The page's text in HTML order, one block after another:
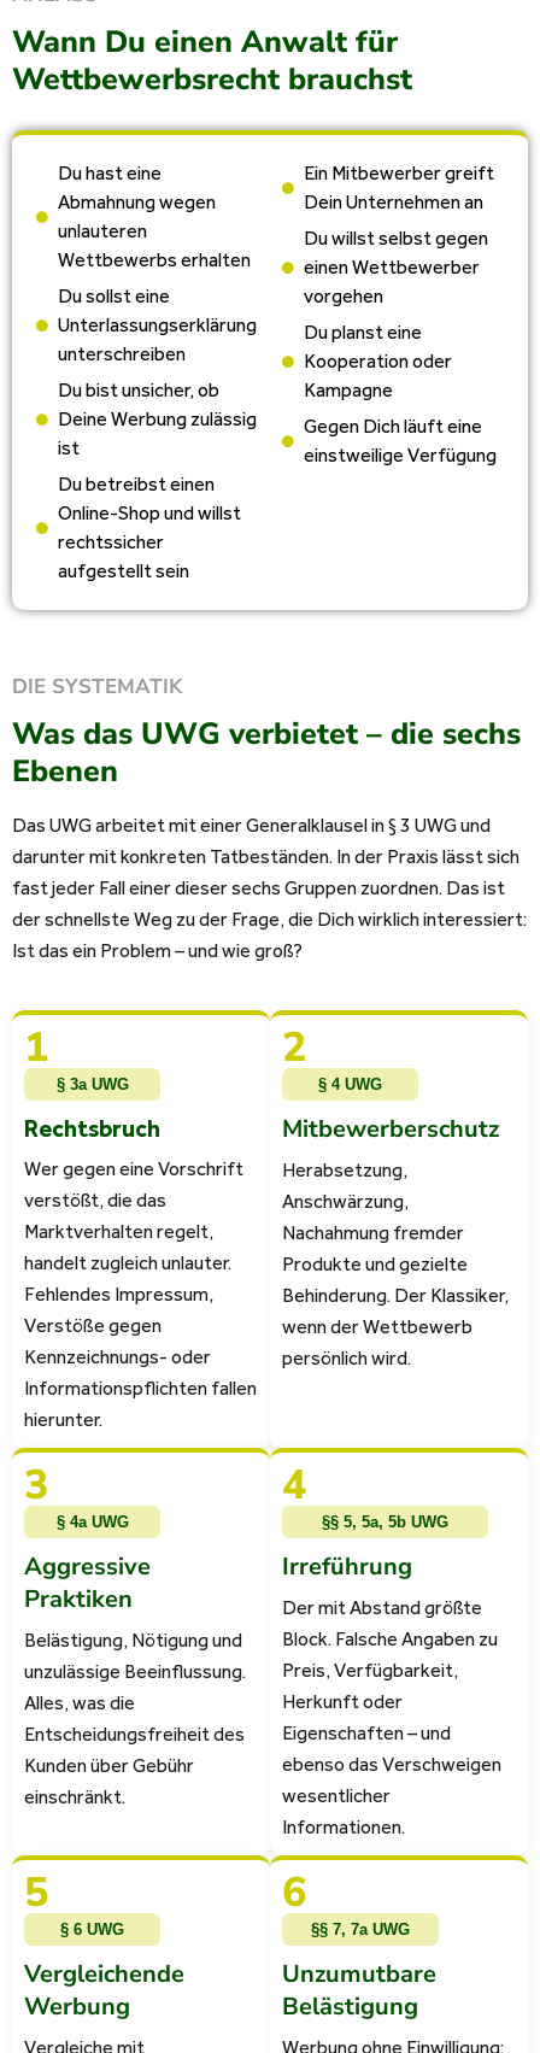
Wann Du einen Anwalt für
Wettbewerbsrecht brauchst
Du hast eine
Abmahnung wegen
unlauteren
Wettbewerbs erhalten
Du sollst eine
Unterlassungserklärung
unterschreiben
Du bist unsicher, ob
Deine Werbung zulässig
ist
Du betreibst einen
Online-Shop und willst
rechtssicher
aufgestellt sein
Ein Mitbewerber greift
Dein Unternehmen an
Du willst selbst gegen
einen Wettbewerber
vorgehen
Du planst eine
Kooperation oder
Kampagne
Gegen Dich läuft eine
einstweilige Verfügung
DIE SYSTEMATIK
Was das UWG verbietet – die sechs
Ebenen
Das UWG arbeitet mit einer Generalklausel in § 3 UWG und
darunter mit konkreten Tatbeständen. In der Praxis lässt sich
fast jeder Fall einer dieser sechs Gruppen zuordnen. Das ist
der schnellste Weg zu der Frage, die Dich wirklich interessiert:
Ist das ein Problem – und wie groß?
1
§ 3a UWG
Rechtsbruch
Wer gegen eine Vorschrift
verstößt, die das
Marktverhalten regelt,
handelt zugleich unlauter.
Fehlendes Impressum,
Verstöße gegen
Kennzeichnungs- oder
Informationspflichten fallen
hierunter.
2
§ 4 UWG
Mitbewerberschutz
Herabsetzung,
Anschwärzung,
Nachahmung fremder
Produkte und gezielte
Behinderung. Der Klassiker,
wenn der Wettbewerb
persönlich wird.
3
§ 4a UWG
Aggressive
Praktiken
Belästigung, Nötigung und
unzulässige Beeinflussung.
Alles, was die
Entscheidungsfreiheit des
Kunden über Gebühr
einschränkt.
4
§§ 5, 5a, 5b UWG
Irreführung
Der mit Abstand größte
Block. Falsche Angaben zu
Preis, Verfügbarkeit,
Herkunft oder
Eigenschaften – und
ebenso das Verschweigen
wesentlicher
Informationen.
5
§ 6 UWG
Vergleichende
Werbung
Vergleiche mit
6
§§ 7, 7a UWG
Unzumutbare
Belästigung
Werbung ohne Einwilligung: